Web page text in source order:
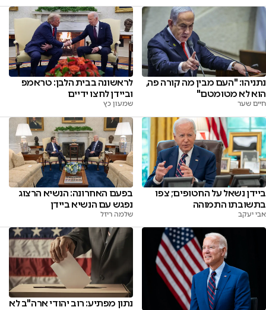
נתניהו: "העם מבין מה קורה פה,
הוא לא מטומטם"
חיים שער
לראשונה בבית הלבן: טראמפ
וביידן לחצו ידיים
שמעון כץ
ביידן נשאל על החטופים; צפו
בתשובתו התמוהה
אבי יעקב
בפעם האחרונה: הנשיא הרצוג
נפגש עם הנשיא ביידן
שלמה ריזל
נתון מפתיע: רוב יהודי ארה"ב לא